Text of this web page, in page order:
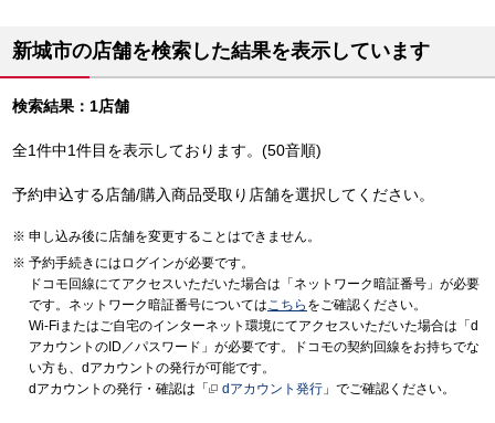
新城市の店舗を検索した結果を表示しています
検索結果：1店舗
全1件中1件目を表示しております。(50音順)
予約申込する店舗/購入商品受取り店舗を選択してください。
申し込み後に店舗を変更することはできません。
予約手続きにはログインが必要です。
ドコモ回線にてアクセスいただいた場合は「ネットワーク暗証番号」が必要
です。ネットワーク暗証番号についてはこちら をご確認ください。
Wi-Fiまたはご自宅のインターネット環境にてアクセスいただいた場合は「d
アカウントのID／パスワード」が必要です。ドコモの契約回線をお持ちでな
い方も、dアカウントの発行が可能です。
dアカウントの発行・確認は「
dアカウント発行 」でご確認ください。